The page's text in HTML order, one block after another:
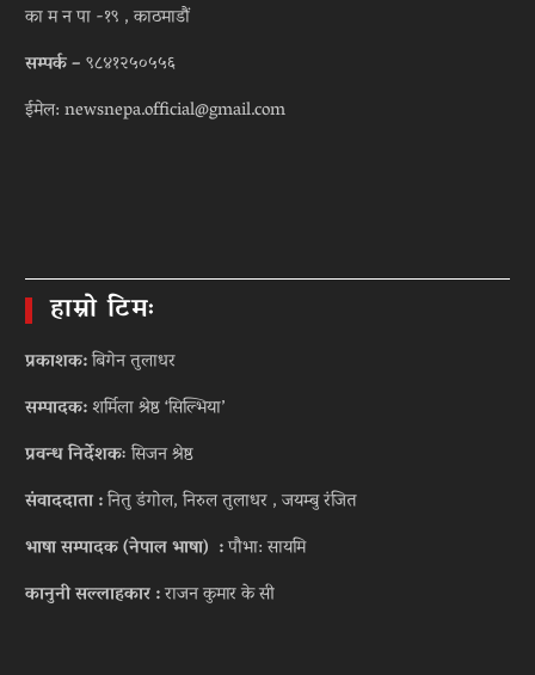
का म न पा -१९ , काठमाडौं
सम्पर्क –९८४१२५०५५६
ईमेल: newsnepa.official@gmail.com
हाम्रो टिमः
प्रकाशक:बिगेन तुलाधर
सम्पादक:शर्मिला श्रेष्ठ ‘सिल्भिया’
प्रवन्ध निर्देशकःसिजन श्रेष्ठ
संवाददाता :नितु डंगोल, निरुल तुलाधर , जयम्बु रंजित
भाषा सम्पादक (नेपाल भाषा) :पौभा: सायमि
कानुनी सल्लाहकार :राजन कुमार के सी